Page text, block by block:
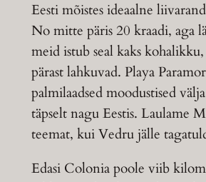
Eesti mõistes ideaalne
No mitte päris 20 kraadi, aga
meid istub seal kaks
pärast lahkuvad. Playa
palmilaadsed moodustised
täpselt nagu Eestis. Laulame
teemat, kui Vedru jälle
Edasi Colonia poole viib